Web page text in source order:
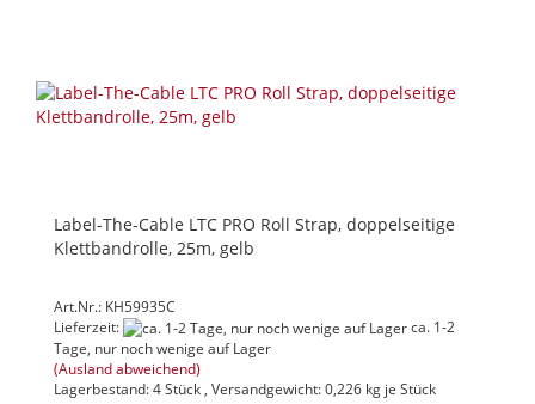
Label-The-Cable LTC PRO Roll Strap, doppelseitige
Klettbandrolle, 25m, gelb
Art.Nr.: KH59935C
Lieferzeit:
ca. 1-2
Tage, nur noch wenige auf Lager
(Ausland abweichend)
Lagerbestand: 4 Stück , Versandgewicht:0,226 kg je Stück